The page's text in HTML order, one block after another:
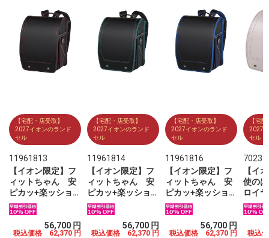
【宅配・店受取】
2027イオンのランド
セル
11961813
【イオン限定】フ
ィットちゃん 安
ピカッ+楽ッショ
ン グローリーブ
ライト ブラック×
レッドステッチ
56,700 円
税込価格 62,370 円
【宅配・店受取】
2027イオンのランド
セル
11961814
【イオン限定】フ
ィットちゃん 安
ピカッ+楽ッショ
ン グローリーブ
ライト ブラック×
56,700 円
税込価格 62,370 円
【宅配・店受取】
2027イオンのランド
セル
11961816
【イオン限定】フ
ィットちゃん 安
ピカッ+楽ッショ
ン グローリーブ
ライト ブラック×
56,700 円
税込価格 62,370 円
【宅
2027
セル
【イ
使の
ロイ
チリ
ティ
税込